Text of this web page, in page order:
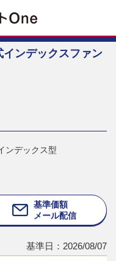
インデックスファン
ンデックス型
基準価額
メール配信
基準日：2026/08/07